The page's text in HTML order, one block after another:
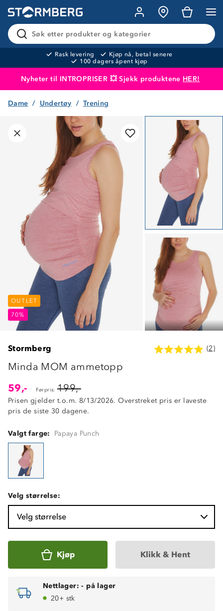
Søk etter produkter og kategorier
Rask levering
Kjøp nå, betal senere
100 dagers åpent kjøp
Nyheter til INTROPRISER 💥 Sjekk produktene HER!
Produktet er lagt i handlekurven
Dame Undertøy Trening
OUTLET
70%
OUTLET
70%
OUTLET
70%
Stormberg (2)
Minda MOM ammetopp
59,-
Førpris: 199,-
Prisen gjelder t.o.m. 8/13/2026. Overstreket pris er laveste
pris de siste 30 dagene.
Valgt farge: Papaya Punch
Velg størrelse:
Velg størrelse
Kjøp Klikk & Hent
Nettlager: - på lager
20+ stk